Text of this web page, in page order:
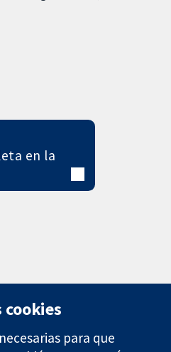
en la
cookies
para que